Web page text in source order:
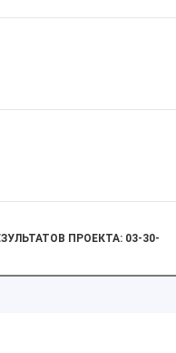
ПРОЕКТА: 03-30-